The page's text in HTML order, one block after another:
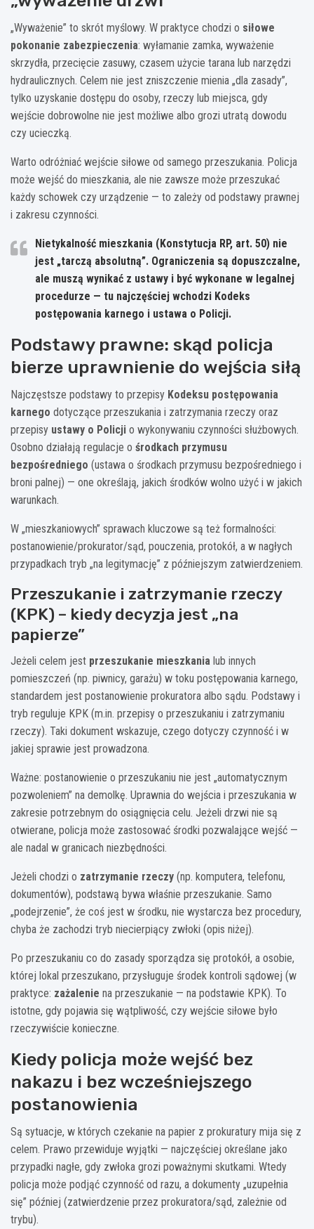
„Wyważenie” to skrót myślowy. W praktyce chodzi o siłowe
pokonanie zabezpieczenia: wyłamanie zamka, wyważenie
skrzydła, przecięcie zasuwy, czasem użycie tarana lub narzędzi
hydraulicznych. Celem nie jest zniszczenie mienia „dla zasady”,
tylko uzyskanie dostępu do osoby, rzeczy lub miejsca, gdy
wejście dobrowolne nie jest możliwe albo grozi utratą dowodu
czy ucieczką.
Warto odróżniać wejście siłowe od samego przeszukania. Policja
może wejść do mieszkania, ale nie zawsze może przeszukać
każdy schowek czy urządzenie — to zależy od podstawy prawnej
i zakresu czynności.
Nietykalność mieszkania (Konstytucja RP, art. 50) nie
jest „tarczą absolutną”. Ograniczenia są dopuszczalne,
ale muszą wynikać z ustawy i być wykonane w legalnej
procedurze — tu najczęściej wchodzi Kodeks
postępowania karnego i ustawa o Policji.
Podstawy prawne: skąd policja
bierze uprawnienie do wejścia siłą
Najczęstsze podstawy to przepisy Kodeksu postępowania
karnego dotyczące przeszukania i zatrzymania rzeczy oraz
przepisy ustawy o Policji o wykonywaniu czynności służbowych.
Osobno działają regulacje o środkach przymusu
bezpośredniego (ustawa o środkach przymusu bezpośredniego i
broni palnej) — one określają, jakich środków wolno użyć i w jakich
warunkach.
W „mieszkaniowych” sprawach kluczowe są też formalności:
postanowienie/prokurator/sąd, pouczenia, protokół, a w nagłych
przypadkach tryb „na legitymację” z późniejszym zatwierdzeniem.
Przeszukanie i zatrzymanie rzeczy
(KPK) – kiedy decyzja jest „na
papierze”
Jeżeli celem jest przeszukanie mieszkania lub innych
pomieszczeń (np. piwnicy, garażu) w toku postępowania karnego,
standardem jest postanowienie prokuratora albo sądu. Podstawy i
tryb reguluje KPK (m.in. przepisy o przeszukaniu i zatrzymaniu
rzeczy). Taki dokument wskazuje, czego dotyczy czynność i w
jakiej sprawie jest prowadzona.
Ważne: postanowienie o przeszukaniu nie jest „automatycznym
pozwoleniem” na demolkę. Uprawnia do wejścia i przeszukania w
zakresie potrzebnym do osiągnięcia celu. Jeżeli drzwi nie są
otwierane, policja może zastosować środki pozwalające wejść —
ale nadal w granicach niezbędności.
Jeżeli chodzi o zatrzymanie rzeczy (np. komputera, telefonu,
dokumentów), podstawą bywa właśnie przeszukanie. Samo
„podejrzenie”, że coś jest w środku, nie wystarcza bez procedury,
chyba że zachodzi tryb niecierpiący zwłoki (opis niżej).
Po przeszukaniu co do zasady sporządza się protokół, a osobie,
której lokal przeszukano, przysługuje środek kontroli sądowej (w
praktyce: zażalenie na przeszukanie — na podstawie KPK). To
istotne, gdy pojawia się wątpliwość, czy wejście siłowe było
rzeczywiście konieczne.
Kiedy policja może wejść bez
nakazu i bez wcześniejszego
postanowienia
Są sytuacje, w których czekanie na papier z prokuratury mija się z
celem. Prawo przewiduje wyjątki — najczęściej określane jako
przypadki nagłe, gdy zwłoka grozi poważnymi skutkami. Wtedy
policja może podjąć czynność od razu, a dokumenty „uzupełnia
się” później (zatwierdzenie przez prokuratora/sąd, zależnie od
trybu).